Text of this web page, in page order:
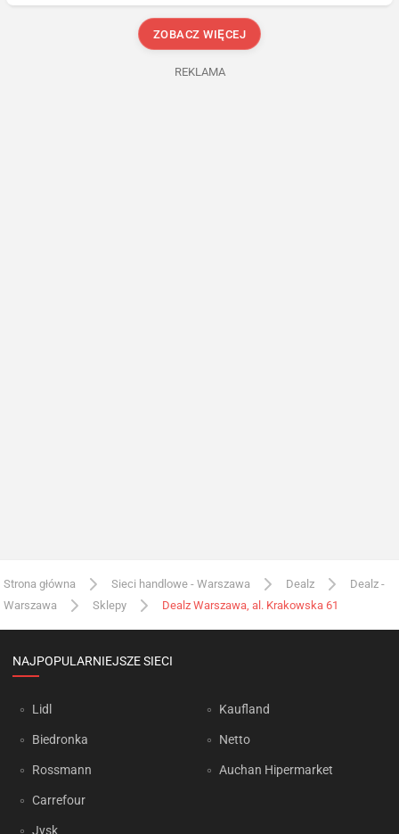
ZOBACZ WIĘCEJ
REKLAMA
Strona główna Sieci handlowe - Warszawa Dealz
Dealz -
Warszawa
Sklepy Dealz Warszawa, al. Krakowska 61
NAJPOPULARNIEJSZE SIECI
Lidl
Biedronka
Rossmann
Carrefour
Jysk
Kaufland
Netto
Auchan Hipermarket